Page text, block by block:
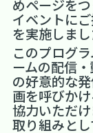
めページを
イベントに
を実施しまし
このプログ
ームの配信
の好意的な
画を呼びか
協力いただ
取り組みと